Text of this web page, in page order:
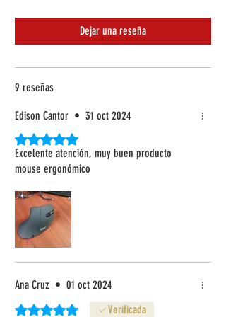
Dejar una reseña
9 reseñas
Edison Cantor • 31 oct 2024
Obtuvo 5 de 5 estrellas.
Excelente atención, muy buen producto
mouse ergonómico
Ana Cruz • 01 oct 2024
Obtuvo 5 de 5 estrellas.
Verificada